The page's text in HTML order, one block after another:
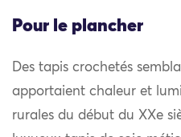
Pour le plancher
Des tapis crochetés
apportaient chaleur et
rurales du début du XXe